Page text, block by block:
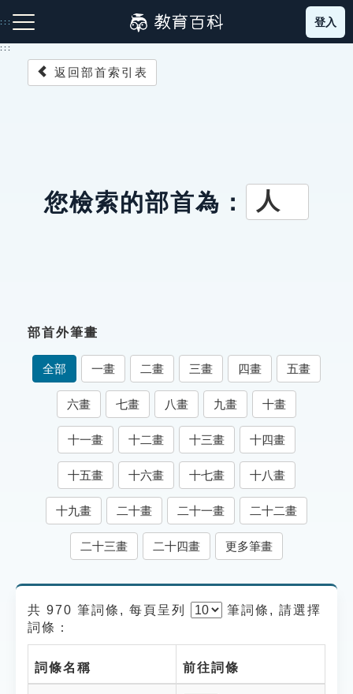
到
主
:::
成語故事
索引選單
知識索引
單字索引
生命大百科索引
遊戲專區
貓頭鷹博士
登入
:::
返回部首索引表
您檢索的部首為： 人
部首外筆畫
全部 一畫 二畫 三畫 四畫 五畫
六畫 七畫 八畫 九畫 十畫
十一畫 十二畫 十三畫 十四畫
十五畫 十六畫 十七畫 十八畫
十九畫 二十畫 二十一畫 二十二畫
二十三畫 二十四畫 更多筆畫
共 970 筆詞條, 每頁呈列 筆詞條, 請選擇
詞條：
詞條名稱 前往詞條